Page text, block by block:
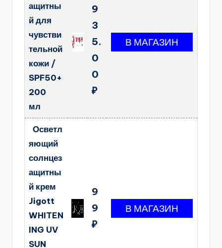
ащитны
й для
чувстви
тельной
кожи /
SPF50+
200
мл
9
3
5.
0
0
₽
Осветл
яющий
солнцез
ащитны
й крем
Jigott
WHITEN
ING UV
SUN
9
9
₽